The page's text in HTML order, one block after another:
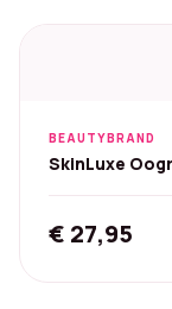
BEAUTYBRAND
SkinLuxe
€ 27,95